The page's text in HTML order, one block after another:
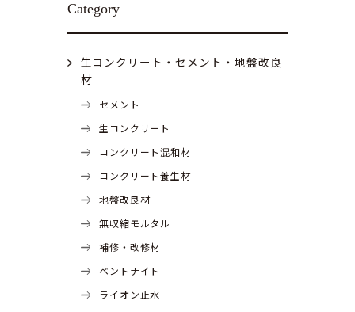
Category
生コンクリート・セメント・地盤改良
材
セメント
生コンクリート
コンクリート混和材
コンクリート養生材
地盤改良材
無収縮モルタル
補修・改修材
ベントナイト
ライオン止水